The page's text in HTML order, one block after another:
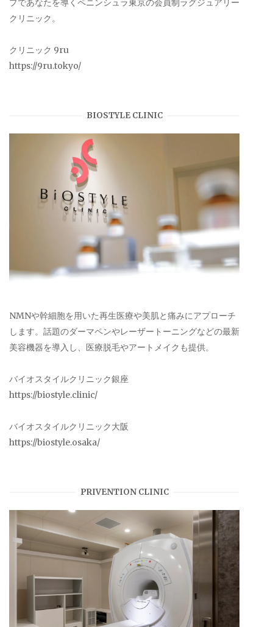
プであなたを導くペニンシュラ東京の会員制ラグジュアリー
クリニック。
クリニック 9ru
https://9ru.tokyo/
BIOSTYLE CLINIC
NMNや幹細胞を用いた再生医療や美肌と痛みにアプローチ
します。話題のダーマペンやレーザートーニングなどの最新
美容機器を導入し、医療脱毛やアートメイクも提供。
バイオスタイルクリニック銀座
https://biostyle.clinic/
バイオスタイルクリニック大阪
https://biostyle.osaka/
PRIVENTION CLINIC